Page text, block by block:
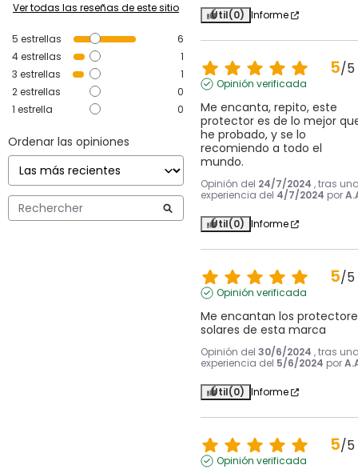
Ver todas las reseñas de este sitio
5 estrellas
6
4estrellas
1
3 estrellas
1
2estrellas
0
1 estrella 0
Ordenar las opiniones
Útil(0) Informe
5/5
Opinión verificada
Me encanta, repito, este
protector es de lo mejor
he probado, y se lo
recomiendo a todo el
mundo.
Opinión del 24/7/2024 , tras
experiencia del 4/7/2024 por
Útil(0) Informe
5/5
Opinión verificada
Me encantan los
solares de esta marca
Opinión del 30/6/2024 , tras
experiencia del 5/6/2024 por
Útil(0) Informe
5/5
Opinión verificada